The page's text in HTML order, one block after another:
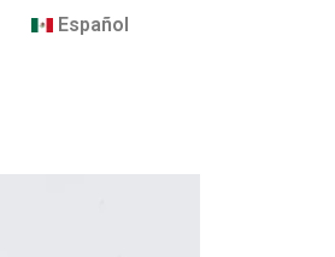
Español